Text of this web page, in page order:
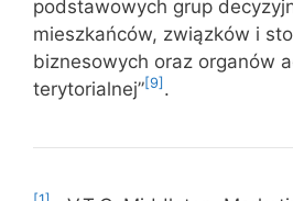
podstawowych grup
mieszkańców, związków i
biznesowych oraz organów
terytorialnej”[9] .